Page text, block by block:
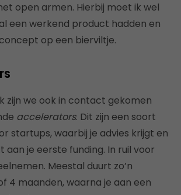
open armen. Hierbij moet ik wel
een werkend product hadden en
op een bierviltje.
zijn we ook in contact gekomen
accelerators. Dit zijn een soort
startups, waarbij je advies krijgt en
aan je eerste funding. In ruil voor
Meestal duurt zo’n
4 maanden, waarna je aan een